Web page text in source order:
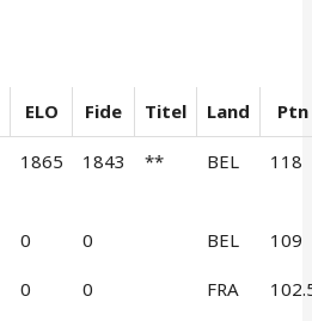
ELO Fide Titel Land Ptn
1865 1843 ** BEL 118
0 0 BEL 109
0 0 FRA